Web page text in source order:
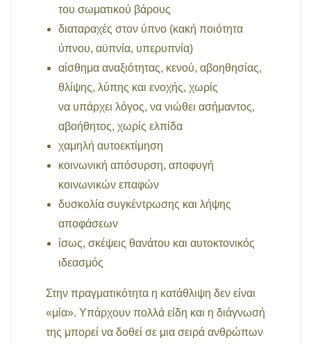
του σωματικού βάρους
διαταραχές στον ύπνο (κακή ποιότητα
ύπνου, αϋπνία, υπερυπνία)
αίσθημα αναξιότητας, κενού, αβοηθησίας,
θλίψης, λύπης και ενοχής, χωρίς
να υπάρχει λόγος, να νιώθει ασήμαντος,
αβοήθητος, χωρίς ελπίδα
χαμηλή αυτοεκτίμηση
κοινωνική απόσυρση, αποφυγή
κοινωνικών επαφών
δυσκολία συγκέντρωσης και λήψης
αποφάσεων
ίσως, σκέψεις θανάτου και αυτοκτονικός
ιδεασμός
Στην πραγματικότητα η κατάθλιψη δεν είναι
«μία». Υπάρχουν πολλά είδη και η διάγνωσή
της μπορεί να δοθεί σε μια σειρά ανθρώπων